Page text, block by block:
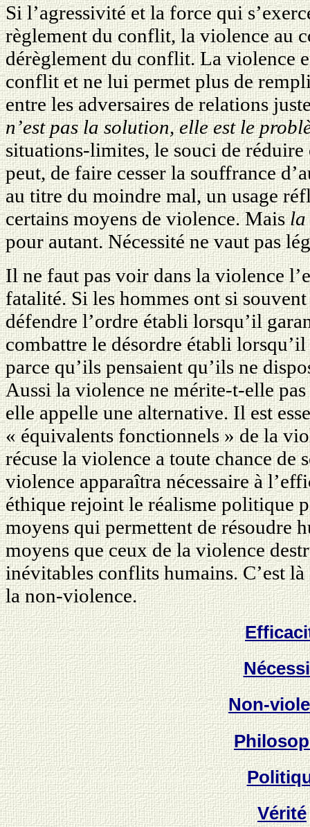
Si l’agressivité et la force qui
règlement du conflit, la violence au
dérèglement du conflit. La violence
conflit et ne lui permet plus de
entre les adversaires de relations
n’est pas la solution, elle est le
situations-limites, le souci de réduire
peut, de faire cesser la souffrance
au titre du moindre mal, un usage
certains moyens de violence. Maisla
pour autant. Nécessité ne vaut pas
Il ne faut pas voir dans la violence
fatalité. Si les hommes ont si
défendre l’ordre établi lorsqu’il
combattre le désordre établi
parce qu’ils pensaient qu’ils ne
Aussi la violence ne mérite-t-elle
elle appelle une alternative. Il est
« équivalents fonctionnels » de la
récuse la violence a toute chance de
violence apparaîtra nécessaire à
éthique rejoint le réalisme politique
moyens qui permettent de résoudre
moyens que ceux de la violence
inévitables conflits humains. C’est
la non-violence.
Non-
Vérité